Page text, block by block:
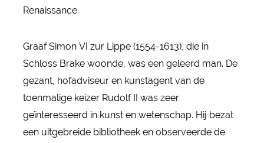
Renaissance.
Graaf Simon VI zur Lippe (1554-1613), die in
Schloss Brake woonde, was een geleerd man. De
gezant, hofadviseur en kunstagent van de
toenmalige keizer Rudolf II was zeer
geïnteresseerd in kunst en wetenschap. Hij bezat
een uitgebreide bibliotheek en observeerde de